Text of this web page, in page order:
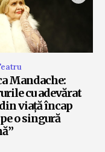
Mandache:
cu adevărat
viață încap
o singură